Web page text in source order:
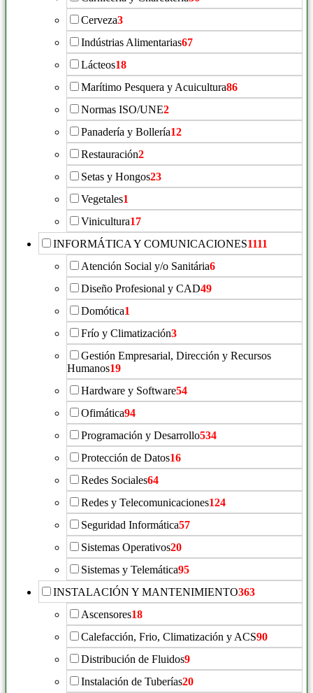
Cerveza3
Indústrias Alimentarias67
Lácteos18
Marítimo Pesquera y Acuicultura86
Normas ISO/UNE2
Panadería y Bollería12
Restauración2
Setas y Hongos23
Vegetales1
Vinicultura17
INFORMÁTICA Y COMUNICACIONES1111
Atención Social y/o Sanitária6
Diseño Profesional y CAD49
Domótica1
Frío y Climatización3
Gestión Empresarial, Dirección y Recursos
Humanos19
Hardware y Software54
Ofimática94
Programación y Desarrollo534
Protección de Datos16
Redes Sociales64
Redes y Telecomunicaciones124
Seguridad Informática57
Sistemas Operativos20
Sistemas y Telemática95
INSTALACIÓN Y MANTENIMIENTO363
Ascensores18
Calefacción, Frio, Climatización y ACS90
Distribución de Fluidos9
Instalación de Tuberías20